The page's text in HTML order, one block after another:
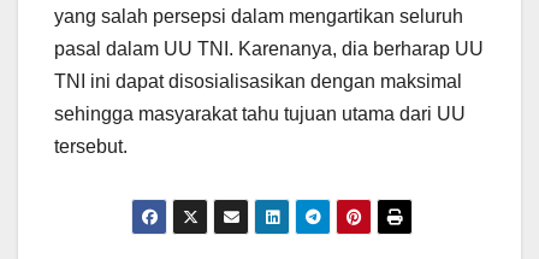
yang salah persepsi dalam mengartikan seluruh
pasal dalam UU TNI. Karenanya, dia berharap UU
TNI ini dapat disosialisasikan dengan maksimal
sehingga masyarakat tahu tujuan utama dari UU
tersebut.